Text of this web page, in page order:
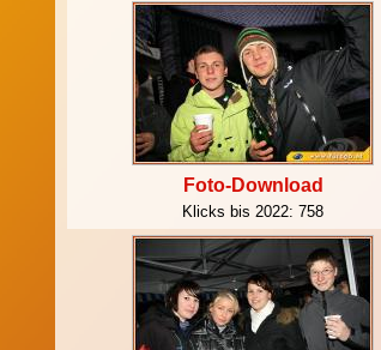
Foto-Download
Klicks bis 2022: 758